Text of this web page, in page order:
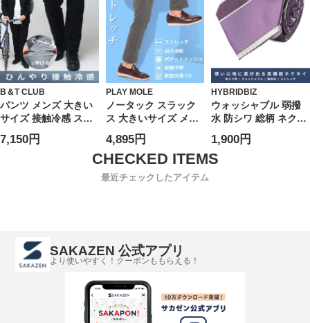
B＆T CLUB
パンツ メンズ 大きい
サイズ 接触冷感 スト
レッチ イージーケア
アクティブパンツ ボ
7,150円
PLAY MOLE
ノータック スラック
ス 大きいサイズ メン
ズ 春夏 涼感 プレミア
ムストレッチ 吸汗速
乾 接触冷感 ゴルフ メ
ッシュポケット 麻混
股ずれ防止 シック付
4,895円
HYBRIDBIZ
ウォッシャブル 弱撥
水 防シワ 総柄 ネクタ
イ HYBRIDBIZ ハイブ
リッドビズ 大きいサ
イズ メンズ
1,900円
最近チェックしたアイテム
SAKAZEN 公式アプリ
より使いやすく！クーポンももらえる！